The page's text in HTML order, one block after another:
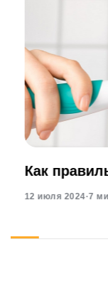
Как
12 июля 2024·7